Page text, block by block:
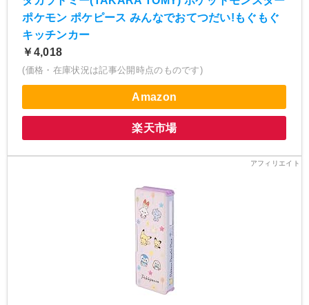
ポケモン ポケピース みんなでおてつだい!もぐもぐ
キッチンカー
￥4,018
(価格・在庫状況は記事公開時点のものです)
Amazon
楽天市場